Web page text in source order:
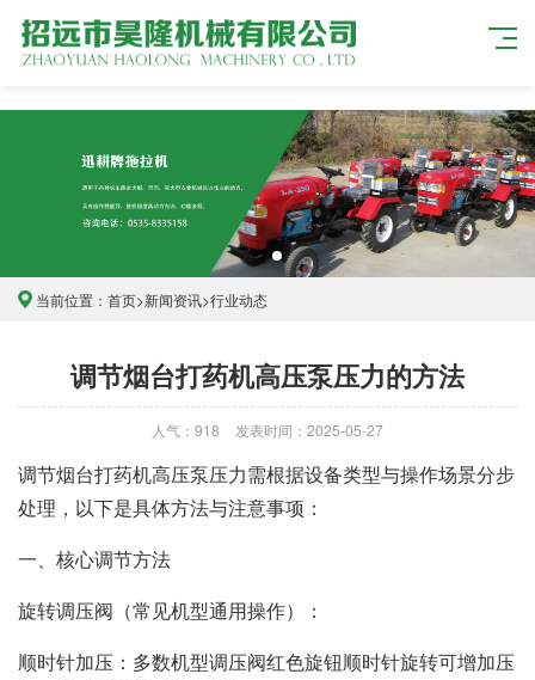
当前位置： 首页>新闻资讯>行业动态
调节烟台打药机高压泵压力的方法
人气：918 发表时间：2025-05-27
调节烟台打药机高压泵压力需根据设备类型与操作场景分步
处理，以下是具体方法与注意事项：
‌一、核心调节方法‌
‌旋转调压阀（常见机型通用操作）‌：
‌顺时针加压‌：多数机型调压阀红色旋钮顺时针旋转可增加压